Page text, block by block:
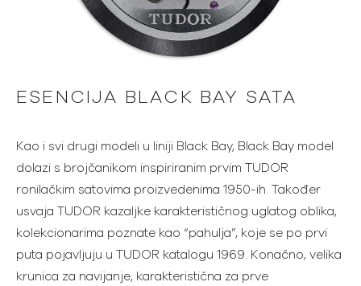
ESENCIJA BLACK BAY SATA
Kao i svi drugi modeli u liniji Black Bay, Black Bay model
dolazi s brojčanikom inspiriranim prvim TUDOR
ronilačkim satovima proizvedenima 1950-ih. Također
usvaja TUDOR kazaljke karakterističnog uglatog oblika,
kolekcionarima poznate kao “pahulja”, koje se po prvi
puta pojavljuju u TUDOR katalogu 1969. Konačno, velika
krunica za navijanje, karakteristična za prve